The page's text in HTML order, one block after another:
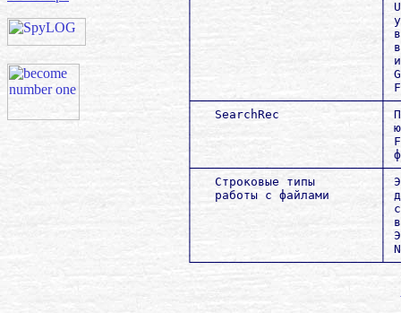
│                          │
│                          │
│                          │
│                          │
│                          │
│                          │
│                          │
│   SearchRec              │
│                          │
│                          │
│                          │
│   Строковые типы         │
│   работы с файлами       │
│                          │
│                          │
│                          │
│                          │